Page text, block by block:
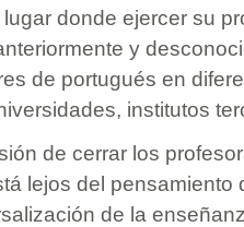
donde ejercer su
y
de portugués en
institutos
de cerrar los
lejos del pensamiento
de la